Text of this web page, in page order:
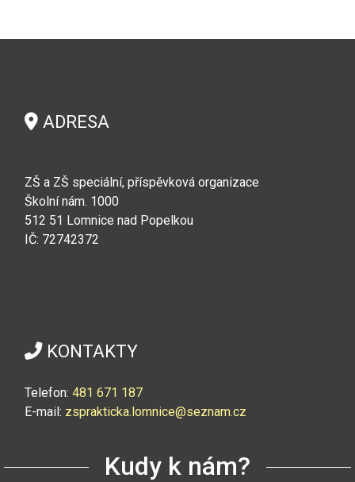
ADRESA
ZŠ a ZŠ speciální, příspěvková organizace
Školní nám. 1000
512 51 Lomnice nad Popelkou
IČ: 72742372
KONTAKTY
Telefon: 481 671 187
E-mail: zsprakticka.lomnice@seznam.cz
Kudy k nám?